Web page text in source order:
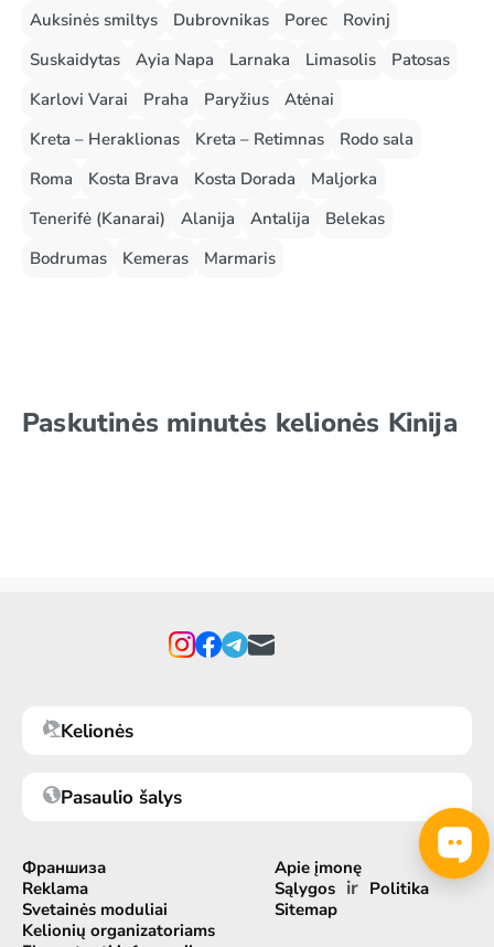
Auksinės smiltys
Dubrovnikas Porec
Rovinj
Suskaidytas
Ayia Napa Larnaka Limasolis
Patosas
Karlovi Varai
Praha Paryžius
Atėnai
Kreta – Heraklionas
Kreta – Retimnas
Rodo sala
Roma
Kosta Brava Kosta Dorada
Maljorka
Tenerifė (Kanarai)
Alanija Antalija
Belekas
Bodrumas
Kemeras Marmaris
Paskutinės minutės kelionės Kinija
Kelionės
Pasaulio šalys
Франшиза
Reklama
Svetainės moduliai
Kelionių organizatoriams
Apie įmonę
Sąlygos ir Politika
Sitemap